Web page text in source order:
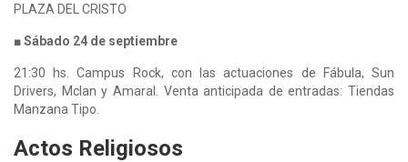
PLAZA DEL CRISTO
■ Sábado 24 de septiembre
21:30 hs. Campus Rock, con las actuaciones de Fábula, Sun
Drivers, Mclan y Amaral. Venta anticipada de entradas: Tiendas
Manzana Tipo.
Actos Religiosos